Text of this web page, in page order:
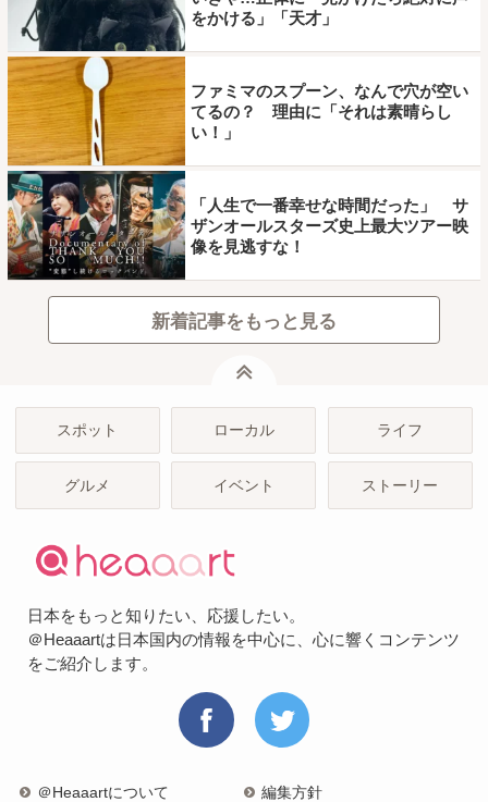
をかける」「天才」
ファミマのスプーン、なんで穴が空い
てるの？ 理由に「それは素晴らし
い！」
「人生で一番幸せな時間だった」 サ
ザンオールスターズ史上最大ツアー映
像を見逃すな！
新着記事をもっと見る
スポット ローカル ライフ
グルメ イベント ストーリー
日本をもっと知りたい、応援したい。
＠Heaaartは日本国内の情報を中心に、心に響くコンテンツ
をご紹介します。
＠Heaaartについて 編集方針